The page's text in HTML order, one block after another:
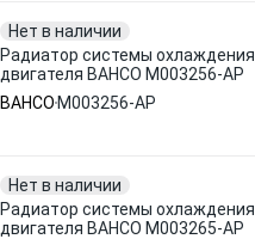
Нет в наличии
Радиатор системы охлаждения
двигателя BAHCO M003256-AP
BAHCO M003256-AP
Нет в наличии
Радиатор системы охлаждения
двигателя BAHCO M003265-AP